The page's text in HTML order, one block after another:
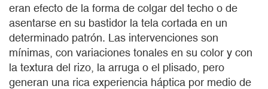
eran efecto de la forma de colgar del techo o de
asentarse en su bastidor la tela cortada en un
determinado patrón. Las intervenciones son
mínimas, con variaciones tonales en su color y con
la textura del rizo, la arruga o el plisado, pero
generan una rica experiencia háptica por medio de